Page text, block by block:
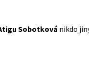
Sobotková nikdo